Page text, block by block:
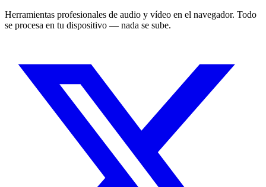
Herramientas profesionales de audio y vídeo en el navegador. Todo
se procesa en tu dispositivo — nada se sube.